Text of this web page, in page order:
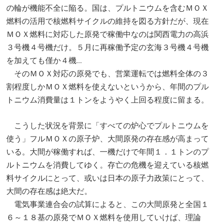
の輪が機能不全に陥る。国は、プルトニウムを含むＭＯＸ
燃料の活用で核燃料サイクルの維持を図る方針だが、現在
ＭＯＸ燃料に対応した原発で稼働中なのは関西電力の高浜
３号機４号機だけ。５月に再稼働予定の玄海３号機４号機
を加えても僅か４機…
そのＭＯＸ対応の原発でも、営業運転では燃料全体の３
割程度しかＭＯＸ燃料を使えないというから、年間のプル
トニウム消費量は１トンをようやく上回る程度に留まる。
こうした状況を背景に「すべての炉心でプルトニウムを
使う」フルＭＯＸの原子炉、大間原発の存在感が高まって
いる。大間が稼働すれば、一機だけで年間１．１トンのプ
ルトニウムを消費してゆく。存亡の危機を迎えている核燃
料サイクルにとって、或いは日本の原子力政策にとって、
大間の存在感は絶大だ。
電気事業連合会の試算によると、この大間原発と全国１
６～１８基の原発でＭＯＸ燃料を使用していけば、理論